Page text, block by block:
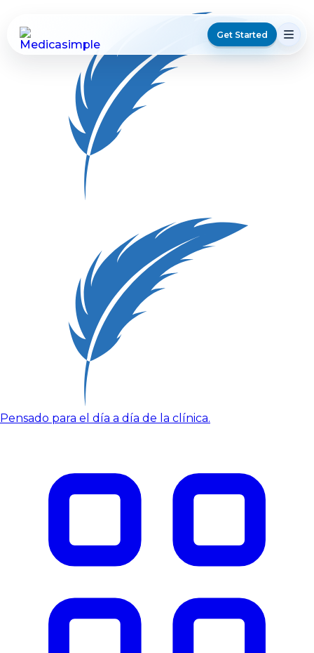
Get Started
Pensado para el día a día de la clínica.